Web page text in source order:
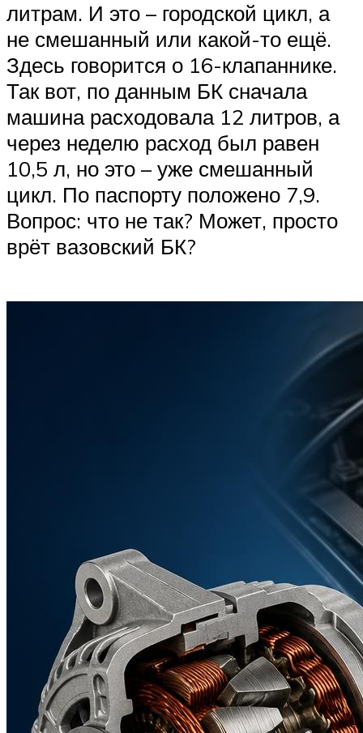
литрам. И это – городской цикл, а
не смешанный или какой-то ещё.
Здесь говорится о 16-клапаннике.
Так вот, по данным БК сначала
машина расходовала 12 литров, а
через неделю расход был равен
10,5 л, но это – уже смешанный
цикл. По паспорту положено 7,9.
Вопрос: что не так? Может, просто
врёт вазовский БК?